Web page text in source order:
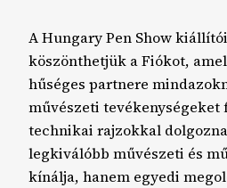
A Hungary Pen Show
köszönthetjük a Fiókot,
hűséges partnere
művészeti
technikai rajzokkal
legkiválóbb művészeti és
kínálja, hanem egyedi